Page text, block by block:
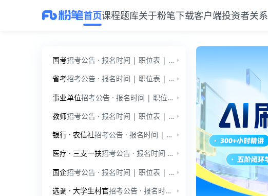
首页课程题库关于粉笔下载客户端投资者关系
国考
招考公告 · 报名时间 | 职位表 | 公告通知 | 国家公务员-行测 | 国家公务员-申论 | 行测小讲堂 | 申论小讲堂 | 时政热点
省考
招考公告 · 报名时间 | 职位表 | 公告通知 | 省考模拟题-行测 | 省考小模考-申论 | 行测小讲堂 | 申论小讲堂 | 时政热点
事业单位
招考公告 · 报名时间 | 职位表 | 公告通知 | 事业单位-职测 | 事业单位-综应 | 公基小讲堂 | 综应小讲堂
教师
招考公告 · 报名时间 | 职位表 | 公告通知 | 教师招聘-学前教育 | 教师招聘-教育综合知识 | 教师小讲堂
银行 · 农信社
招考公告 · 报名时间 | 职位表 | 公告通知 | 银行招聘 | 招考公告 · 报名时间 · 职位表 | 公告通知 | 农信社
医疗 · 三支一扶
招考公告 · 报名时间 | 职位表 | 公告通知 | 医疗招聘-笔试 | 招考公告 · 报名时间 | 职位表 | 公告通知 | 三支一扶 | 三支一扶小讲堂
国企
招考公告 · 报名时间 | 职位表 | 公告通知 | 爱听干货
选调 · 大学生村官
招考公告 · 报名时间 · 职位表 | 公告通知 | 时政热点 | 爱听干货 | 招考公告 | 公告通知 | 时政热点 | 爱听干货